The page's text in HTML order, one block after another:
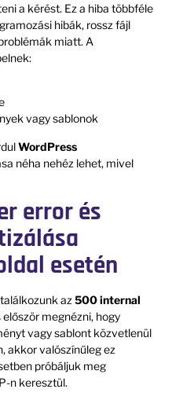
a kérést. Ez a hiba többféle
hibák, rossz fájl
miatt. A
vagy sablonok
WordPress
néha nehéz lehet, mivel
error és
esetén
találkozunk az 500 internal
megnézni, hogy
vagy sablont közvetlenül
akkor valószínűleg ez
próbáljuk meg
n keresztül.